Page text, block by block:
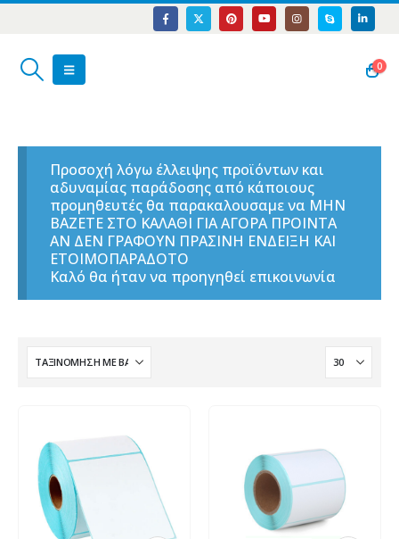
0
Προσοχή λόγω έλλειψης προϊόντων και
αδυναμίας παράδοσης από κάποιους
προμηθευτές θα παρακαλουσαμε να ΜΗΝ
ΒΑΖΕΤΕ ΣΤΟ ΚΑΛΑΘΙ ΓΙΑ ΑΓΟΡΑ ΠΡΟΙΝΤΑ
ΑΝ ΔΕΝ ΓΡΑΦΟΥΝ ΠΡΑΣΙΝΗ ΕΝΔΕΙΞΗ ΚΑΙ
ΕΤΟΙΜΟΠΑΡΑΔΟΤΟ
Καλό θα ήταν να προηγηθεί επικοινωνία